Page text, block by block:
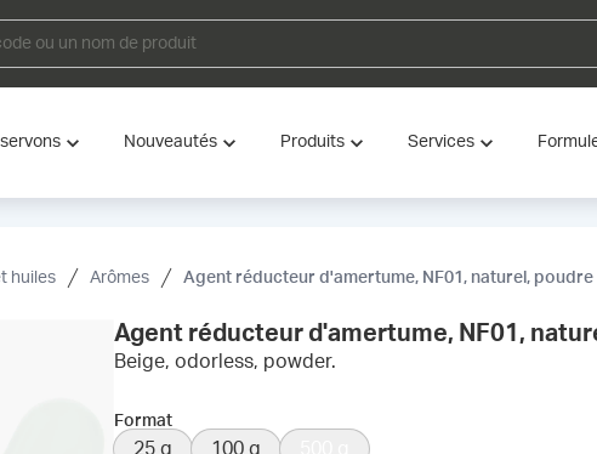
Nouveautés Produits Services
huiles Arômes Agent réducteur d'amertume, NF01, naturel, poudre
Agent réducteur d'amertume, NF01,
Beige, odorless, powder.
Format
25 g 100 g